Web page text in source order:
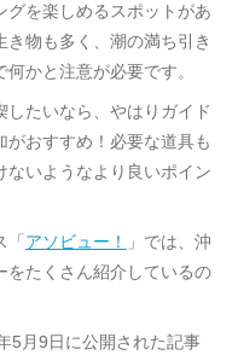
グを楽しめるスポットがあ
き物も多く、潮の満ち引き
かと注意が必要です。
たいなら、やはりガイド
おすすめ！必要な道具も
ないようなより良いポイン
アソビュー！
」では、沖
をたくさん紹介しているの
5月9日に公開された記事